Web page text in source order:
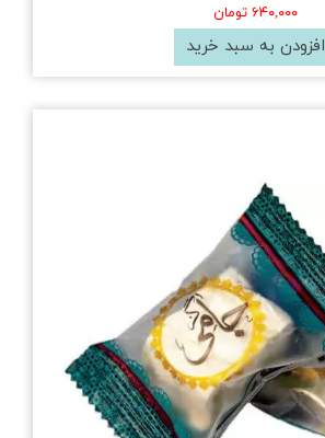
۶۴۰,۰۰۰ تومان
افزودن به سبد خرید